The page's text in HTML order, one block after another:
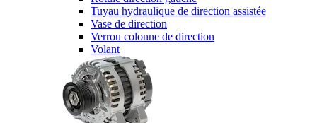
Tuyau hydraulique de direction assistée
Vase de direction
Verrou colonne de direction
Volant